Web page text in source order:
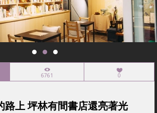
6761 0
路上 坪林有間書店還亮著光